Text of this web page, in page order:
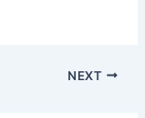
NEXT